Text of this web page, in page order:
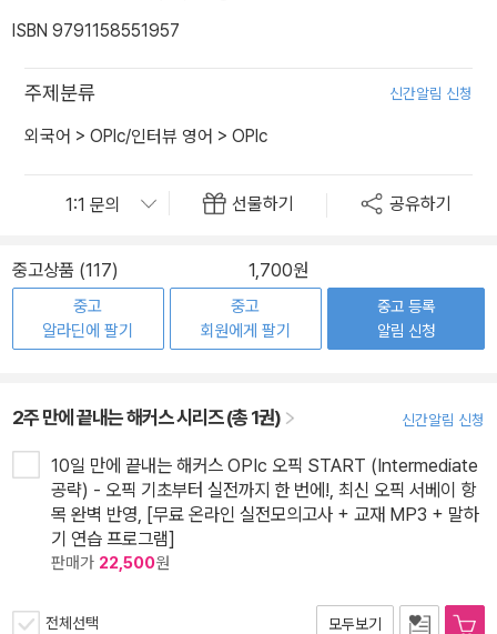
ISBN 9791158551957
주제분류 신간알림 신청
외국어 > OPIc/인터뷰 영어 > OPIc
선물하기 공유하기
중고상품 (117) 1,700원
중고
알라딘에 팔기
중고
회원에게 팔기
중고 등록
알림 신청
2주 만에 끝내는 해커스 시리즈 (총 1권) 신간알림 신청
10일 만에 끝내는 해커스 OPIc 오픽 START (Intermediate
공략) - 오픽 기초부터 실전까지 한 번에!, 최신 오픽 서베이 항
목 완벽 반영, [무료 온라인 실전모의고사 + 교재 MP3 + 말하
기 연습 프로그램]
판매가 22,500원
전체선택 모두보기